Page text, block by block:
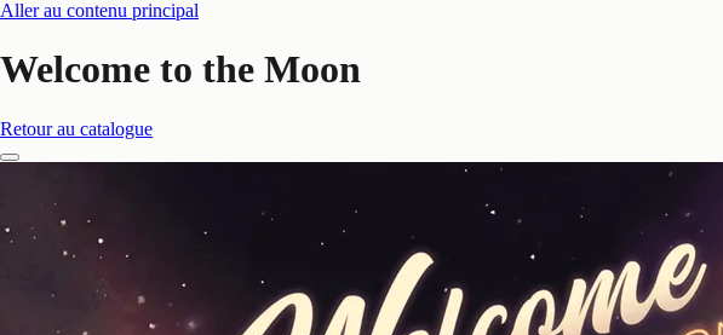
Aller au contenu principal
Welcome to the Moon
Retour au catalogue